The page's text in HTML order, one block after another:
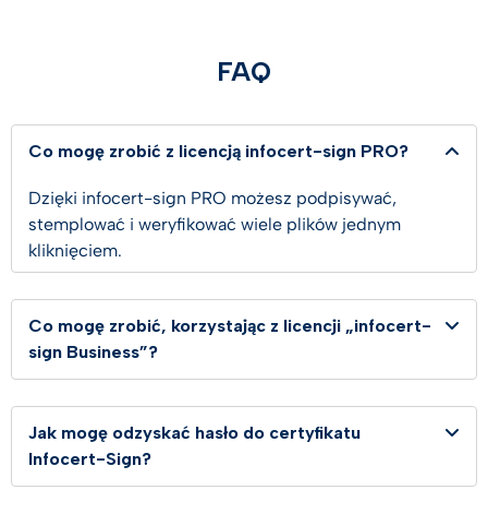
FAQ
Co mogę zrobić z licencją infocert-sign PRO?
Dzięki infocert-sign PRO możesz podpisywać,
stemplować i weryfikować wiele plików jednym
kliknięciem.
Co mogę zrobić, korzystając z licencji „infocert-
sign Business”?
Jak mogę odzyskać hasło do certyfikatu
Infocert-Sign?